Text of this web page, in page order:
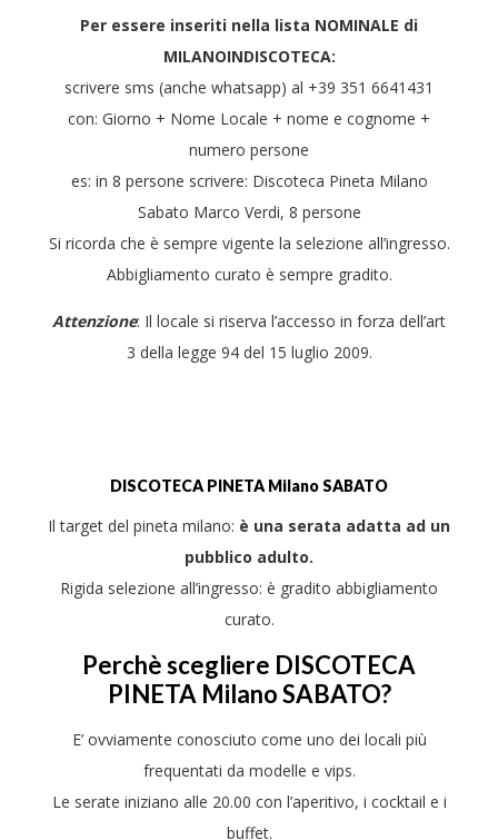
Per essere inseriti nella lista NOMINALE di
MILANOINDISCOTECA:
scrivere sms (anche whatsapp) al +39 351 6641431
con: Giorno + Nome Locale + nome e cognome +
numero persone
es: in 8 persone scrivere: Discoteca Pineta Milano
Sabato Marco Verdi, 8 persone
Si ricorda che è sempre vigente la selezione all’ingresso.
Abbigliamento curato è sempre gradito.
Attenzione: Il locale si riserva l’accesso in forza dell’art
3 della legge 94 del 15 luglio 2009.
DISCOTECA PINETA Milano SABATO
Il target del pineta milano: è una serata adatta ad un
pubblico adulto.
Rigida selezione all’ingresso: è gradito abbigliamento
curato.
Perchè scegliere DISCOTECA
PINETA Milano SABATO?
E’ ovviamente conosciuto come uno dei locali più
frequentati da modelle e vips.
Le serate iniziano alle 20.00 con l’aperitivo, i cocktail e i
buffet.